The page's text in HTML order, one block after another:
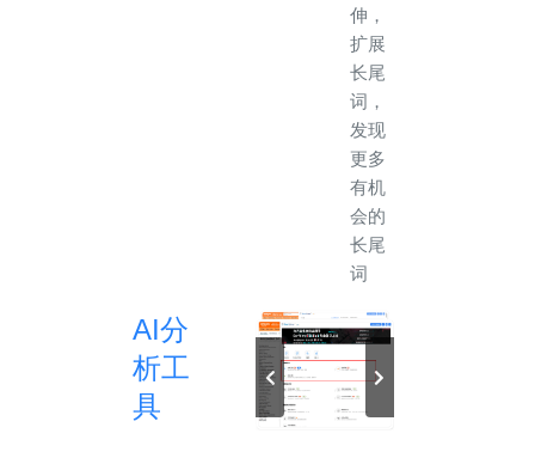
伸，
扩展
长尾
词，
发现
更多
有机
会的
长尾
词
AI分
析工
具